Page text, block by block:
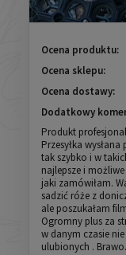
Ocena produktu:
Ocena sklepu:
Ocena dostawy:
Dodatkowy
Produkt
Przesyłka
tak szybko i w
najlepsze i
jaki zamówiłam.
sadzić róże z
ale poszukałam
Ogromny plus za
w danym czasie
ulubionych . Brawo.